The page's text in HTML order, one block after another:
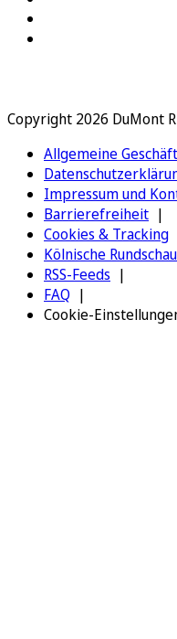
Copyright 2026 DuMont
Allgemeine
Impressum und
Barrierefreiheit
Cookies & Tracking
Kölnische
RSS-Feeds
FAQ
Cookie-